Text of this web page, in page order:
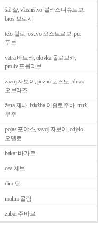
šal 샬, vlasništvo 블라스니슈트보,
broš 브로시
telo 텔로, ostrvo 오스트르보, put
푸트
vatra 바트라, olovka 올로브카,
proliv 프롤리브
zavoj 자보이, pozno 포즈노, obraz
오브라즈
žena 제나, izložba 이즐로주바, muž
무주
pojas 포야스, zavoj 자보이, odjelo
오델로
bakar 바카르
cev 체브
dim 딤
molim 몰림
zubar 주바르